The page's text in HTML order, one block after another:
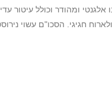
ומהודר וכולל עיטור
חגיגי. הסכו"ם עשוי